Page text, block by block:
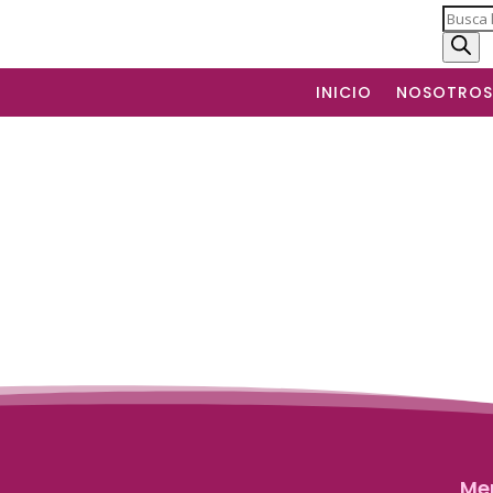
search
INICIO NOSOTROS